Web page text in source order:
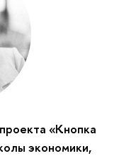
«Кнопка
экономики,